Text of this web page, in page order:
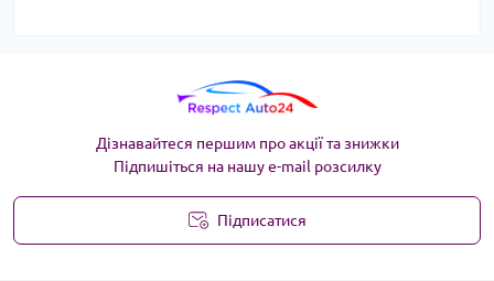
Дізнавайтеся першим про акції та знижки
Підпишіться на нашу e-mail розсилку
Підписатися